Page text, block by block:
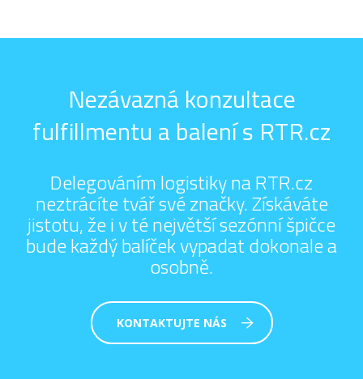
Nezávazná konzultace
fulfillmentu a balení s RTR.cz
Delegováním logistiky na RTR.cz
neztrácíte tvář své značky. Získáváte
jistotu, že i v té největší sezónní špičce
bude každý balíček vypadat dokonale a
osobně.
KONTAKTUJTE NÁS